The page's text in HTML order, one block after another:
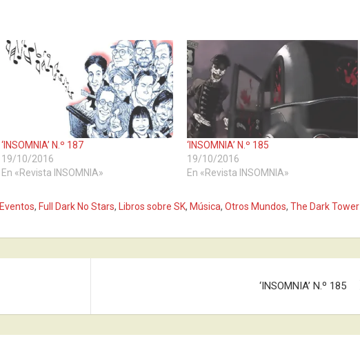
‘INSOMNIA’ N.º 187
19/10/2016
En «Revista INSOMNIA»
‘INSOMNIA’ N.º 185
19/10/2016
En «Revista INSOMNIA»
Eventos, Full Dark No Stars, Libros sobre SK, Música, Otros Mundos, The Dark Tower
‘INSOMNIA’ N.º 185